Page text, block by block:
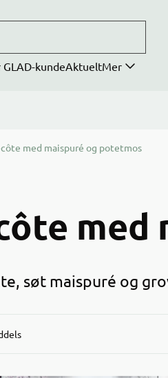
kundeAktueltMer
med maispuré og potetmos
med
søt maispuré og